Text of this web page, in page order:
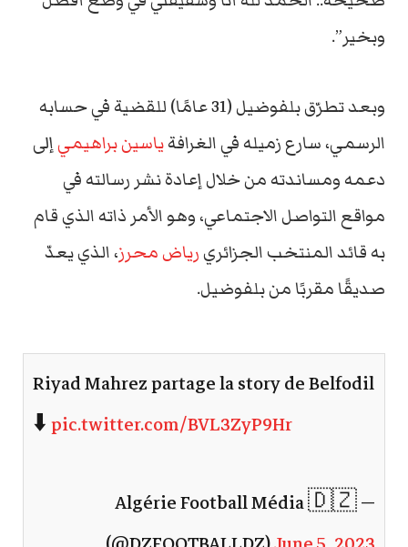
وبخير”.
وبعد تطرّق بلفوضيل (31 عامًا) للقضية في حسابه
الرسمي، سارع زميله في الغرافةياسين براهيميإلى
دعمه ومساندته من خلال إعادة نشر رسالته في
مواقع التواصل الاجتماعي، وهو الأمر ذاته الذي قام
به قائد المنتخب الجزائريرياض محرز، الذي يعدّ
صديقًا مقربًا من بلفوضيل.
Riyad Mahrez partage la story de Belfodil
⬇️pic.twitter.com/BVL3ZyP9Hr
— Algérie Football Média 🇩🇿